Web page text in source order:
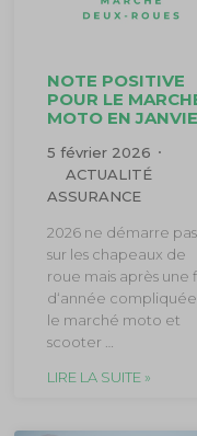
NOTE POSITIVE
POUR LE
MOTO EN
5 février 2026
ACTUALITÉ
ASSURANCE
2026 ne démarre pas
sur les chapeaux de
roue mais après une
d‘année
le marché moto et
scooter …
LIRE LA SUITE »